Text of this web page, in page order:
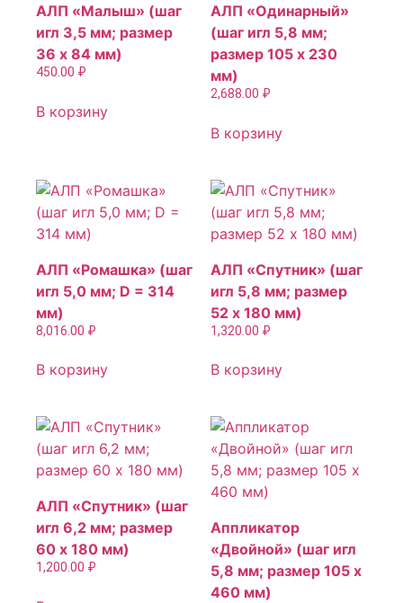
АЛП «Малыш» (шаг
игл 3,5 мм; размер
36 х 84 мм)
450.00 ₽
В корзину
АЛП «Одинарный»
(шаг игл 5,8 мм;
размер 105 х 230
мм)
2,688.00 ₽
В корзину
АЛП «Ромашка» (шаг
игл 5,0 мм; D = 314
мм)
8,016.00 ₽
В корзину
АЛП «Спутник» (шаг
игл 5,8 мм; размер
52 х 180 мм)
1,320.00 ₽
В корзину
АЛП «Спутник» (шаг
игл 6,2 мм; размер
60 х 180 мм)
1,200.00 ₽
Аппликатор
«Двойной» (шаг игл
5,8 мм; размер 105 х
460 мм)